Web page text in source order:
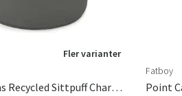
Fler varianter
Point Canvas Recycled Sittpuff Charcoal Grey
Fatboy